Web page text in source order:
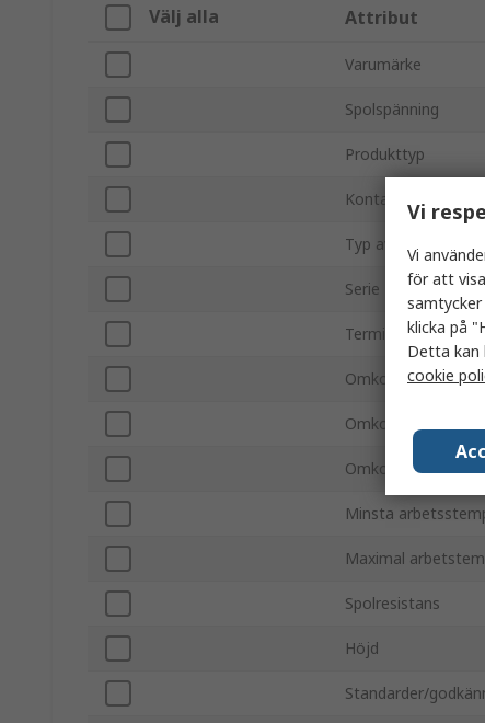
Välj alla Attribut
Varumärke
Spolspänning
Produkttyp
Typ av fäste
Serie
Terminaltyp
Omkopplingsström
Omkoppling DC-
Omkoppling AC-
Minsta
Maximal
Spolresistans
Höjd
Standarder/
Vi
Vi
för att
klicka på
Detta kan
cookie